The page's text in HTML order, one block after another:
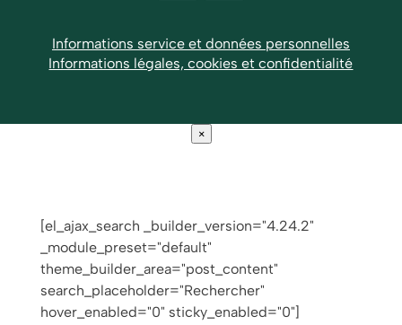
Informations service et données personnelles
Informations légales, cookies et confidentialité
×
[el_ajax_search _builder_version="4.24.2"
_module_preset="default"
theme_builder_area="post_content"
search_placeholder="Rechercher"
hover_enabled="0" sticky_enabled="0"]